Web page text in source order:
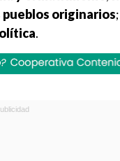
originarios;
.